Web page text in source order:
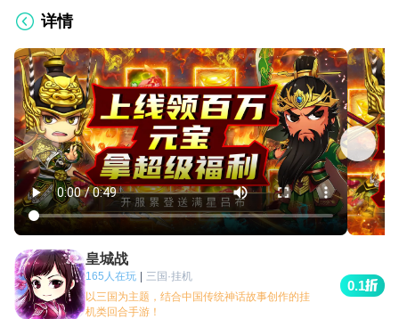
详情
皇城战
165人在玩
三国·挂机
以三国为主题，结合中国传统神话故事创作的挂
机类回合手游！
0.1